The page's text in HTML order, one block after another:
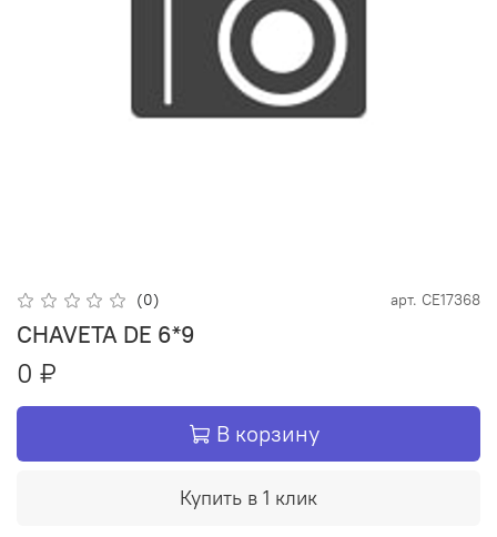
(0) арт. CE17368
CHAVETA DE 6*9
0 ₽
В корзину
Купить в 1 клик